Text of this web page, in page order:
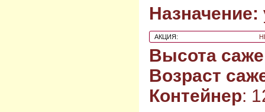
Назначение:
АКЦИЯ:
Высота
Возраст
Контейнер: